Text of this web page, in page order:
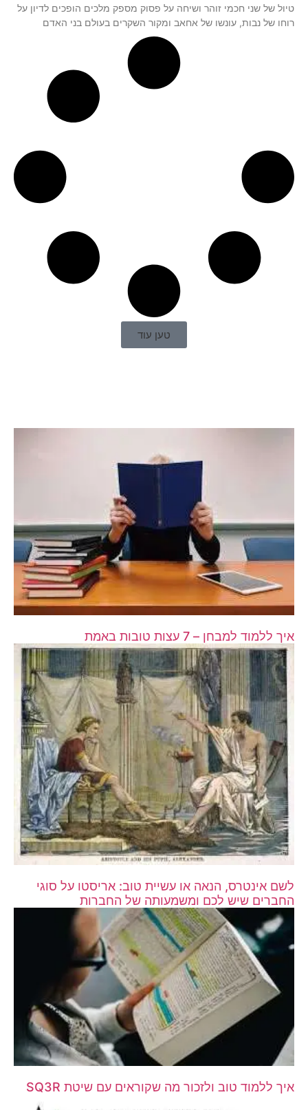
טיול של שני חכמי זוהר ושיחה על פסוק מספק מלכים הופכים לדיון על
רוחו של נבות, עונשו של אחאב ומקור השקרים בעולם בני האדם
טען עוד
איך ללמוד למבחן – 7 עצות טובות באמת
לשם אינטרס, הנאה או עשיית טוב: אריסטו על סוגי
החברים שיש לכם ומשמעותה של החברות
איך ללמוד טוב ולזכור מה שקוראים עם שיטת SQ3R